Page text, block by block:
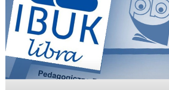
PIN
w
PBW Filia
w Jaśle:
czytaj
gdzie
i